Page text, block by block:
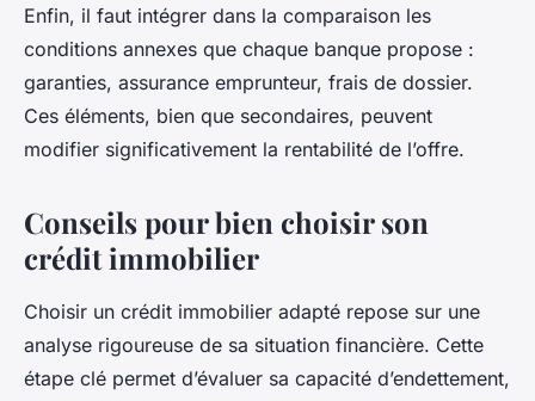
Enfin, il faut intégrer dans la comparaison les
conditions annexes que chaque banque propose :
garanties, assurance emprunteur, frais de dossier.
Ces éléments, bien que secondaires, peuvent
modifier significativement la rentabilité de l’offre.
Conseils pour bien choisir son
crédit immobilier
Choisir un crédit immobilier adapté repose sur une
analyse rigoureuse de sa situation financière. Cette
étape clé permet d’évaluer sa capacité d’endettement,